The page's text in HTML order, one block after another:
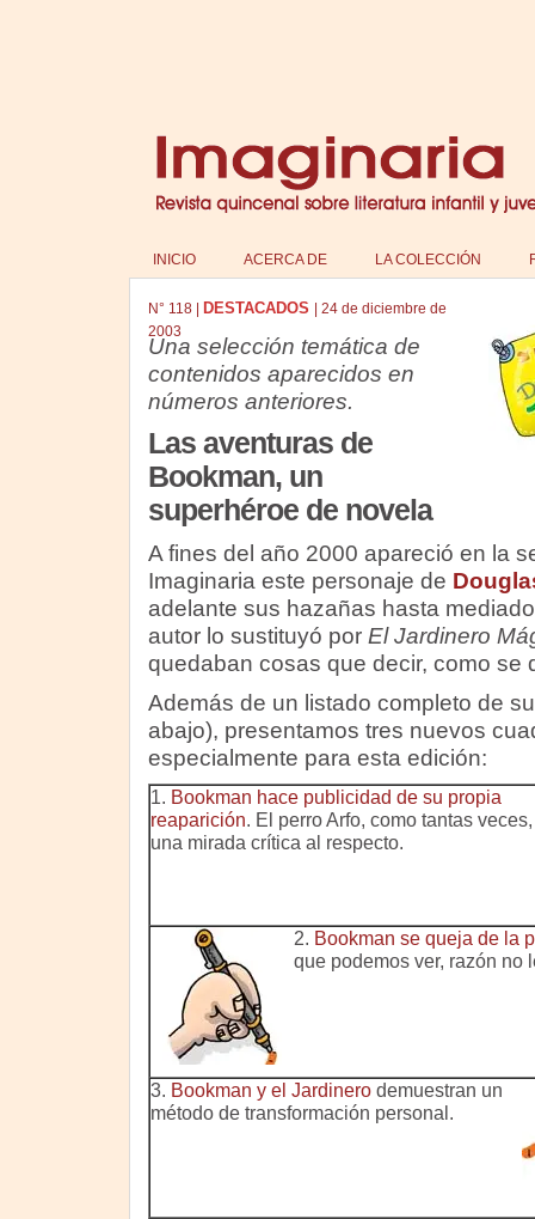
INICIO ACERCA DE LA COLECCIÓN
N° 118| DESTACADOS
24 de diciembre de
2003
Una selección temática de
contenidos aparecidos en
números anteriores.
Las aventuras de
Bookman, un
superhéroe de novela
A fines del año 2000 apareció en la
Imaginaria este personaje de
adelante sus hazañas hasta
autor lo sustituyó por El Jardinero
quedaban cosas que decir, como se
Además de un listado completo de
abajo), presentamos tres nuevos
especialmente para esta edición:
1. Bookman hace publicidad de su propia
reaparición. El perro Arfo, como tantas
una mirada crítica al respecto.
2. Bookman se queja de la
que podemos ver, razón no
3. Bookman y el Jardinerodemuestran un
método de transformación personal.